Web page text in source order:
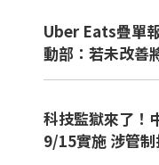
Uber Eats疊單
動部：若未改善
科技監獄來了！
9/15實施 涉管